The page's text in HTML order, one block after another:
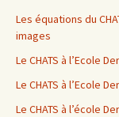
Les équations du
images
Le CHATS à l’Ecole
Le CHATS à l’Ecole
Le CHATS à l’école